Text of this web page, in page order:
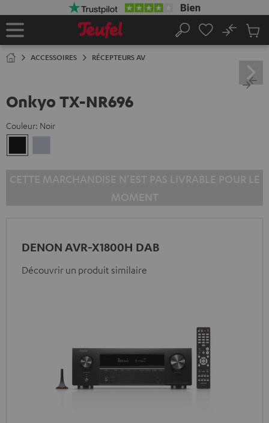
Page
Rechercher
No
panier
ACCESSOIRES RÉCEPTEURS AV
Onkyo TX-NR696
Couleur: Noir
DENON AVR-X1800H DAB
Découvrir un produit similaire